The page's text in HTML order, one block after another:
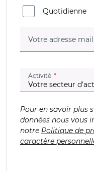
Quotidienne
Votre adresse mail
Activité (champ
Pour en savoir plus
données nous vous
notre Politique de
caractère